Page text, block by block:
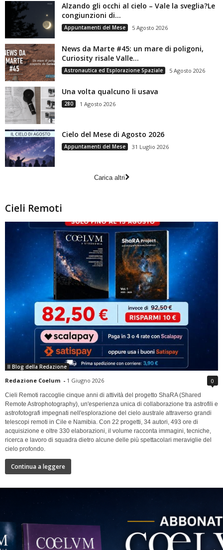
Alzando gli occhi al cielo – Vale la sveglia?Le
congiunzioni di...
Appuntamenti del Mese 5 Agosto 2026
News da Marte #45: un mare di poligoni,
Curiosity risale Valle...
Astronautica ed Esplorazione Spaziale 5 Agosto 2026
Una volta qualcuno li usava
280 1 Agosto 2026
Cielo del Mese di Agosto 2026
Appuntamenti del Mese 31 Luglio 2026
Carica altri
Cieli Remoti
Il Blog della Redazione
Redazione Coelum - 1 Giugno 2026 0
Cieli Remoti raccoglie cinque anni di attività del progetto ShaRA (Shared
Remote Astrophotography), un'esperienza unica di collaborazione tra astrofili e
astrofotografi impegnati nell'esplorazione del cielo australe attraverso grandi
telescopi remoti in Cile e Namibia. Con 22 progetti, 34 autori, 493 ore di
acquisizione e oltre 330 elaborazioni, il volume racconta immagini, tecniche,
ricerca e lavoro di squadra dietro alcune delle più spettacolari meraviglie del
cielo profondo.
Continua a leggere